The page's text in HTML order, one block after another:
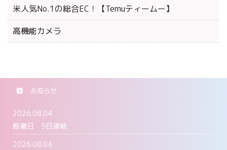
米人気No.1の総合EC！【Temuティームー】
高機能カメラ
お知らせ
2026.08.04
酷暑日 5日連続
2026.08.04